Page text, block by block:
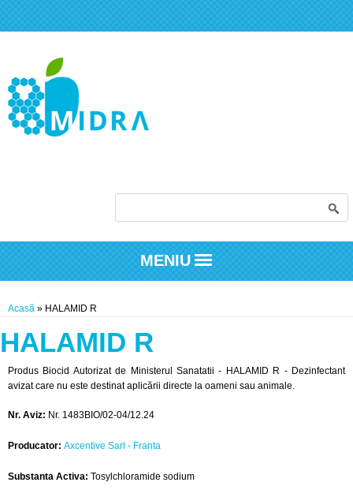
MENIU
Eşti aici
Acasă » HALAMID R
HALAMID R
Produs Biocid Autorizat de Ministerul Sanatatii - HALAMID R - Dezinfectant
avizat care nu este destinat aplicării directe la oameni sau animale.
Nr. Aviz: Nr. 1483BIO/02-04/12.24
Producator: Axcentive Sarl - Franta
Substanta Activa: Tosylchloramide sodium